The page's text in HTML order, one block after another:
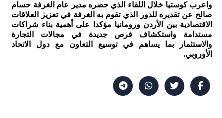
واعرب كوستيا خلال اللقاء الذي حضره مدير عام الغرفة حسام
صالح عن تقديره للدور الذي تقوم به الغرفة في تعزيز العلاقات
الاقتصادية بين الأردن ورومانيا مؤكدا على أهمية بناء شراكات
مستدامة واستكشاف فرص جديدة في مجالات التجارة
والاستثمار بما يساهم في توسيع التعاون مع دول الاتحاد
الأوروبي.